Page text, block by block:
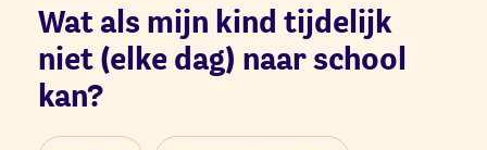
Wat als mijn kind tijdelijk
niet (elke dag) naar school
kan?